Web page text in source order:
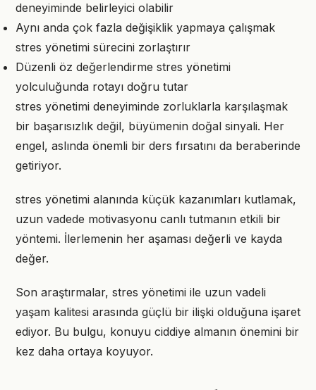
deneyiminde belirleyici olabilir
Aynı anda çok fazla değişiklik yapmaya çalışmak
stres yönetimi sürecini zorlaştırır
Düzenli öz değerlendirme stres yönetimi
yolculuğunda rotayı doğru tutar
stres yönetimi deneyiminde zorluklarla karşılaşmak
bir başarısızlık değil, büyümenin doğal sinyali. Her
engel, aslında önemli bir ders fırsatını da beraberinde
getiriyor.
stres yönetimi alanında küçük kazanımları kutlamak,
uzun vadede motivasyonu canlı tutmanın etkili bir
yöntemi. İlerlemenin her aşaması değerli ve kayda
değer.
Son araştırmalar, stres yönetimi ile uzun vadeli
yaşam kalitesi arasında güçlü bir ilişki olduğuna işaret
ediyor. Bu bulgu, konuyu ciddiye almanın önemini bir
kez daha ortaya koyuyor.